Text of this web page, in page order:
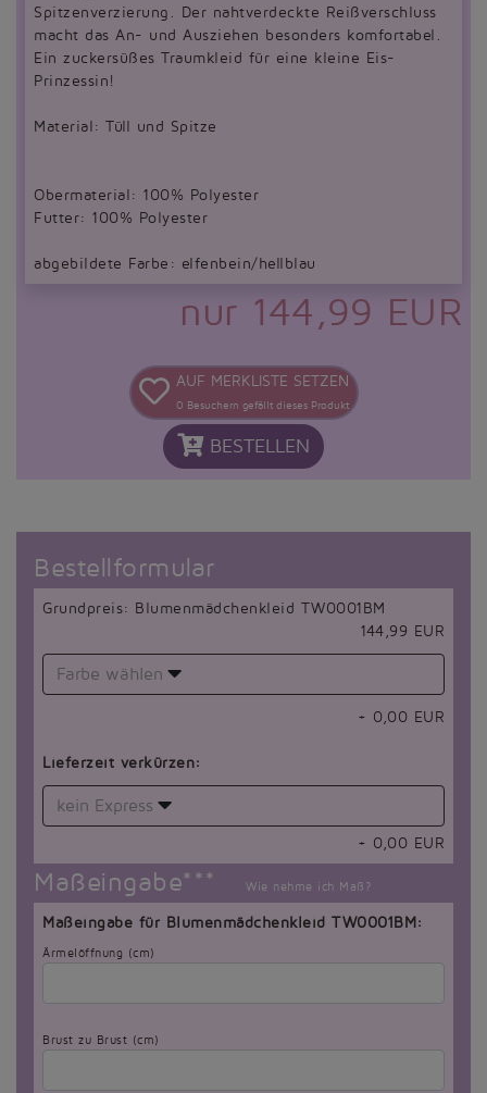
Spitzenverzierung. Der nahtverdeckte Reißverschluss
macht das An- und Ausziehen besonders komfortabel.
Ein zuckersüßes Traumkleid für eine kleine Eis-
Prinzessin!
Material: Tüll und Spitze
Obermaterial: 100% Polyester
Futter: 100% Polyester
abgebildete Farbe: elfenbein/hellblau
nur 144,99 EUR
AUF MERKLISTE SETZEN
0 Besuchern gefällt dieses Produkt
BESTELLEN
Bestellformular
Grundpreis: Blumenmädchenkleid TW0001BM
144,99 EUR
Farbe wählen
+ 0,00 EUR
Lieferzeit verkürzen:
kein Express
+ 0,00 EUR
Maßeingabe*** Wie nehme ich Maß?
Maßeingabe für Blumenmädchenkleid TW0001BM:
Ärmelöffnung (cm)
Brust zu Brust (cm)